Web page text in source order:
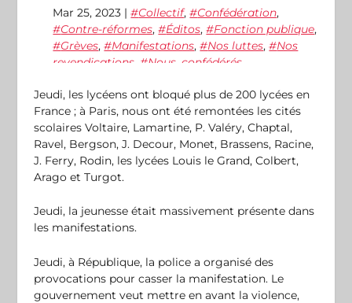
Mar 25, 2023 | Collectif, Confédération,
Contre-réformes, Éditos, Fonction publique,
Grèves, Manifestations, Nos luttes, Nos
revendications
Nous, confédérés
Jeudi, les lycéens ont bloqué plus de 200 lycées en
France ; à Paris, nous ont été remontées les cités
scolaires Voltaire, Lamartine, P. Valéry, Chaptal,
Ravel, Bergson, J. Decour, Monet, Brassens, Racine,
J. Ferry, Rodin, les lycées Louis le Grand, Colbert,
Arago et Turgot.
Jeudi, la jeunesse était massivement présente dans
les manifestations.
Jeudi, à République, la police a organisé des
provocations pour casser la manifestation. Le
gouvernement veut mettre en avant la violence,